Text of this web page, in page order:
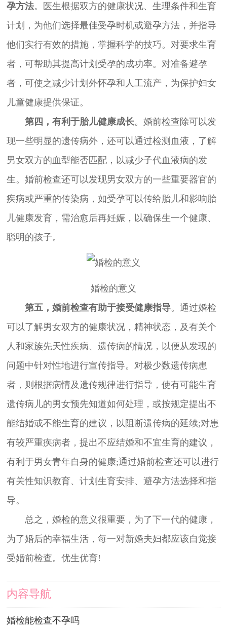
孕方法。医生根据双方的健康状况、生理条件和生育
计划，为他们选择最佳受孕时机或避孕方法，并指导
他们实行有效的措施，掌握科学的技巧。对要求生育
者，可帮助其提高计划受孕的成功率。对准备避孕
者，可使之减少计划外怀孕和人工流产，为保护妇女
儿童健康提供保证。
第四，有利于胎儿健康成长。婚前检查除可以发
现一些明显的遗传病外，还可以通过检测血液，了解
男女双方的血型能否匹配，以减少子代血液病的发
生。婚前检查还可以发现男女双方的一些重要器官的
疾病或严重的传染病，如受孕可以传给胎儿和影响胎
儿健康发育，需治愈后再妊娠，以确保生一个健康、
聪明的孩子。
婚检的意义
第五，婚前检查有助于接受健康指导。通过婚检
可以了解男女双方的健康状况，精神状态，及有关个
人和家族先天性疾病、遗传病的情况，以便从发现的
问题中针对性地进行宣传指导。对极少数遗传病患
者，则根据病情及遗传规律进行指导，使有可能生育
遗传病儿的男女预先知道如何处理，或按规定提出不
能结婚或不能生育的建议，以阻断遗传病的延续;对患
有较严重疾病者，提出不应结婚和不宜生育的建议，
有利于男女青年自身的健康;通过婚前检查还可以进行
有关性知识教育、计划生育安排、避孕方法选择和指
导。
总之，婚检的意义很重要，为了下一代的健康，
为了婚后的幸福生活，每一对新婚夫妇都应该自觉接
受婚前检查。优生优育!
内容导航
婚检能检查不孕吗